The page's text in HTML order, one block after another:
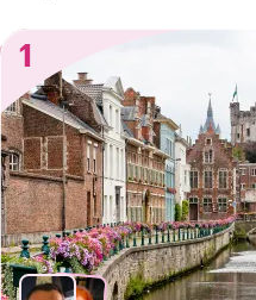
1